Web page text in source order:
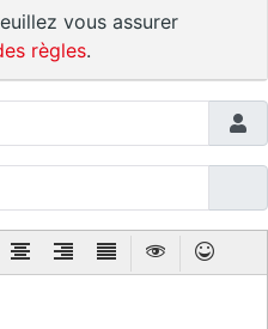
vous assurer
règles.